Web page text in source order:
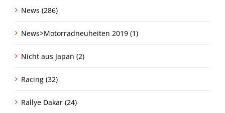
News (286)
News>Motorradneuheiten 2019 (1)
Nicht aus Japan (2)
Racing (32)
Rallye Dakar (24)